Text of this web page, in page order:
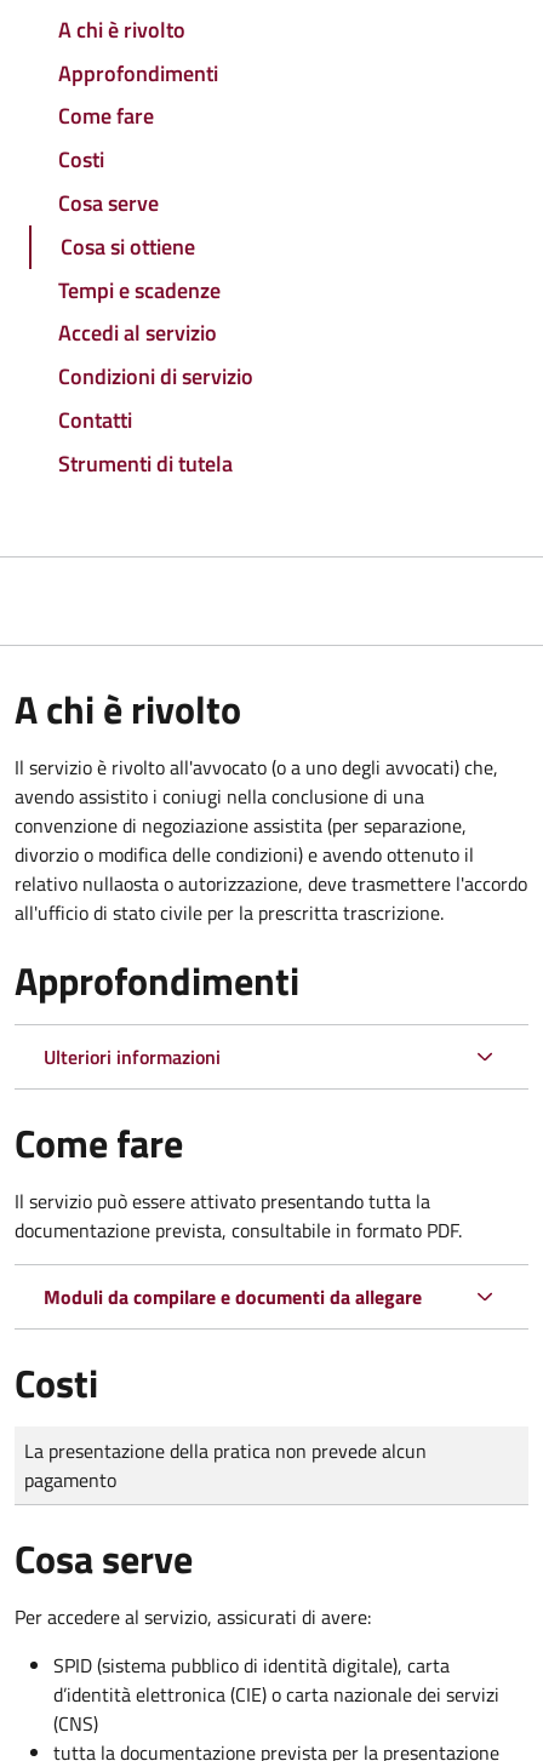
A chi è rivolto
Approfondimenti
Come fare
Costi
Cosa serve
Cosa si ottiene
Tempi e scadenze
Accedi al servizio
Condizioni di servizio
Contatti
Strumenti di tutela
A chi è rivolto
Il servizio è rivolto all'avvocato (o a uno degli avvocati) che,
avendo assistito i coniugi nella conclusione di una
convenzione di negoziazione assistita (per separazione,
divorzio o modifica delle condizioni) e avendo ottenuto il
relativo nullaosta o autorizzazione, deve trasmettere l'accordo
all'ufficio di stato civile per la prescritta trascrizione.
Approfondimenti
Ulteriori informazioni
Come fare
Il servizio può essere attivato presentando tutta la
documentazione prevista, consultabile in formato PDF.
Moduli da compilare e documenti da allegare
Costi
Tipo di pagamento
Importo
La presentazione della pratica non prevede alcun
pagamento
Cosa serve
Per accedere al servizio, assicurati di avere:
SPID (sistema pubblico di identità digitale), carta
d’identità elettronica (CIE) o carta nazionale dei servizi
(CNS)
tutta la documentazione prevista per la presentazione